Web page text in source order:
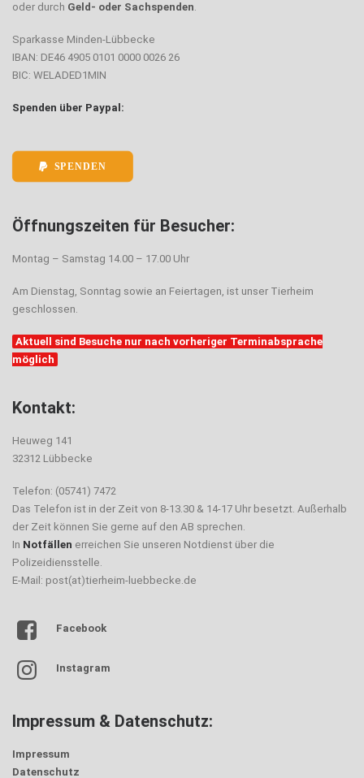
oder durch Geld- oder Sachspenden.
Sparkasse Minden-Lübbecke
IBAN: DE46 4905 0101 0000 0026 26
BIC: WELADED1MIN
Spenden über Paypal:
SPENDEN
Öffnungszeiten für Besucher:
Montag – Samstag 14.00 – 17.00 Uhr
Am Dienstag, Sonntag sowie an Feiertagen, ist unser Tierheim
geschlossen.
Aktuell sind Besuche nur nach vorheriger Terminabsprache
möglich
Kontakt:
Heuweg 141
32312 Lübbecke
Telefon: (05741) 7472
Das Telefon ist in der Zeit von 8-13.30 & 14-17 Uhr besetzt. Außerhalb
der Zeit können Sie gerne auf den AB sprechen.
In Notfällen erreichen Sie unseren Notdienst über die
Polizeidiensstelle.
E-Mail: post(at)tierheim-luebbecke.de
Facebook
Instagram
Impressum & Datenschutz:
Impressum
Datenschutz